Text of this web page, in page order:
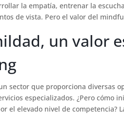
la empatía, entrenar la
de vista. Pero el valor del
un valor
sector que proporciona diversas
especializados. ¿Pero cómo
el elevado nivel de competencia?